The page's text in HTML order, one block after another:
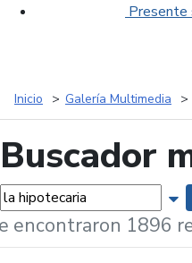
Presente
Inicio Galería Multimedia
Buscador
encontraron 1896